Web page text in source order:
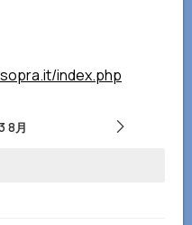
index.php
8月